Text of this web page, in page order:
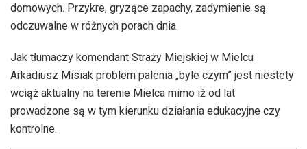
domowych. Przykre, gryzące zapachy, zadymienie są
odczuwalne w różnych porach dnia.
Jak tłumaczy komendant Straży Miejskiej w Mielcu
Arkadiusz Misiak problem palenia „byle czym” jest niestety
wciąż aktualny na terenie Mielca mimo iż od lat
prowadzone są w tym kierunku działania edukacyjne czy
kontrolne.